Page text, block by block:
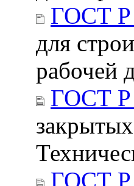
ГОСТ Р
для
рабочей
ГОСТ Р
ГОСТ Р